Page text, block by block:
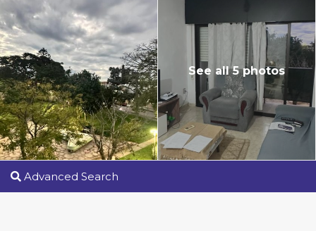
See all 5 photos
Advanced Search